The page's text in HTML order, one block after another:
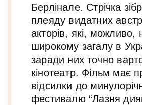
Берлінале. Стрічка
плеяду видатних
акторів, які, можливо,
широкому загалу в
заради них точно
кінотеатр. Фільм має
відсилки до
фестивалю “Лазня